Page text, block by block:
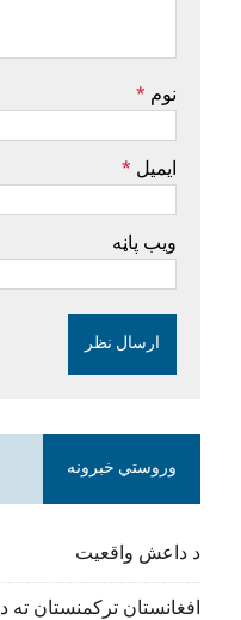
نوم *
ایمیل *
ویب پاڼه
وروستي خبرونه
د داعش واقعیت